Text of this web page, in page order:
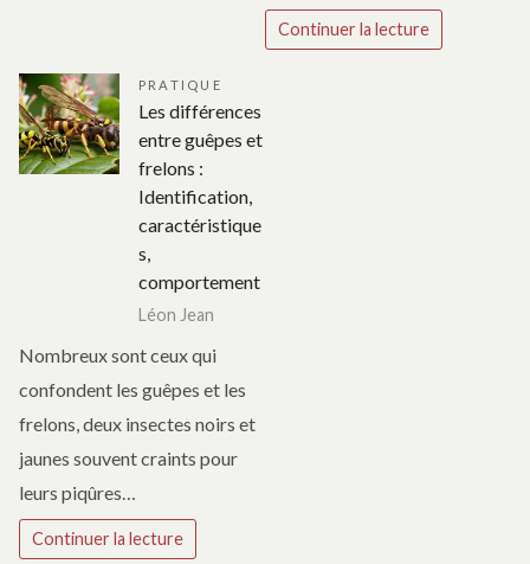
Continuer la lecture
PRATIQUE
Les différences
entre guêpes et
frelons :
Identification,
caractéristique
s,
comportement
Léon Jean
Nombreux sont ceux qui
confondent les guêpes et les
frelons, deux insectes noirs et
jaunes souvent craints pour
leurs piqûres…
Continuer la lecture